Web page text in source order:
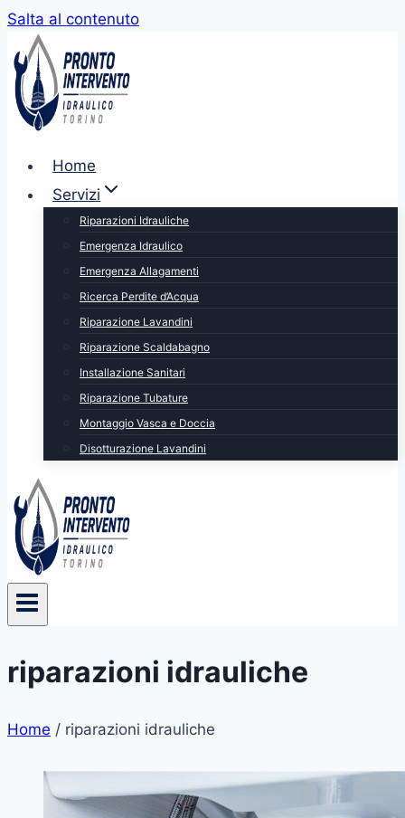
Salta al contenuto
Home
Servizi
Riparazioni Idrauliche
Emergenza Idraulico
Emergenza Allagamenti
Ricerca Perdite d’Acqua
Riparazione Lavandini
Riparazione Scaldabagno
Installazione Sanitari
Riparazione Tubature
Montaggio Vasca e Doccia
Disotturazione Lavandini
riparazioni idrauliche
Home / riparazioni idrauliche